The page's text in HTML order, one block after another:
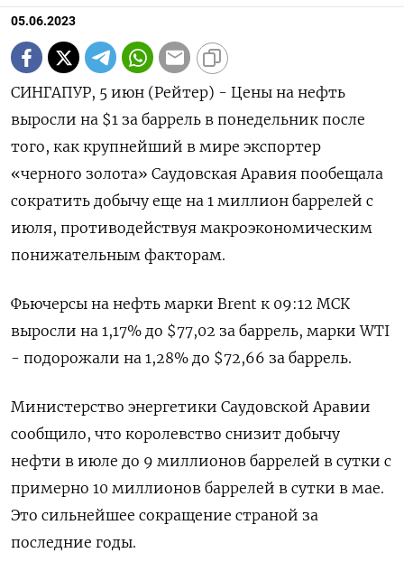
05.06.2023
СИНГАПУР, 5 июн (Рейтер) - Цены на нефть
выросли на $1 за баррель в понедельник после
того, как крупнейший в мире экспортер
«черного золота» Саудовская Аравия пообещала
сократить добычу еще на 1 миллион баррелей с
июля, противодействуя макроэкономическим
понижательным факторам.
Фьючерсы на нефть марки Brent к 09:12 МСК
выросли на 1,17% до $77,02 за баррель, марки WTI
- подорожали на 1,28% до $72,66 за баррель.
Министерство энергетики Саудовской Аравии
сообщило, что королевство снизит добычу
нефти в июле до 9 миллионов баррелей в сутки с
примерно 10 миллионов баррелей в сутки в мае.
Это сильнейшее сокращение страной за
последние годы.